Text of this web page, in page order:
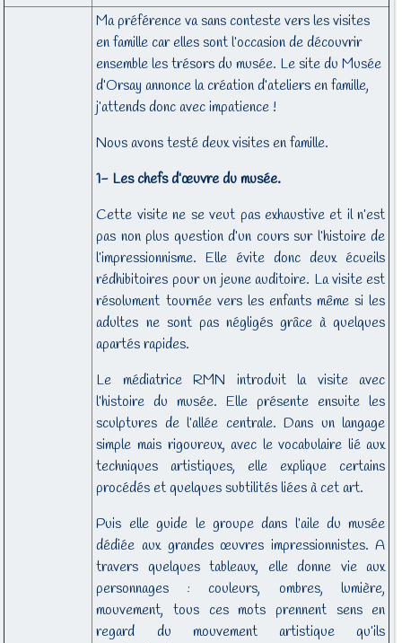
Ma préférence va sans conteste vers les visites
en famille car elles sont l’occasion de découvrir
ensemble les trésors du musée. Le site du Musée
d’Orsay annonce la création d’ateliers en famille,
j’attends donc avec impatience !
Nous avons testé deux visites en famille.
1- Les chefs d’œuvre du musée.
Cette visite ne se veut pas exhaustive et il n’est
pas non plus question d’un cours sur l’histoire de
l’impressionnisme. Elle évite donc deux écueils
rédhibitoires pour un jeune auditoire. La visite est
résolument tournée vers les enfants même si les
adultes ne sont pas négligés grâce à quelques
apartés rapides.
Le médiatrice RMN introduit la visite avec
l’histoire du musée. Elle présente ensuite les
sculptures de l’allée centrale. Dans un langage
simple mais rigoureux, avec le vocabulaire lié aux
techniques artistiques, elle explique certains
procédés et quelques subtilités liées à cet art.
Puis elle guide le groupe dans l’aile du musée
dédiée aux grandes œuvres impressionnistes. A
travers quelques tableaux, elle donne vie aux
personnages : couleurs, ombres, lumière,
mouvement, tous ces mots prennent sens en
regard du mouvement artistique qu’ils